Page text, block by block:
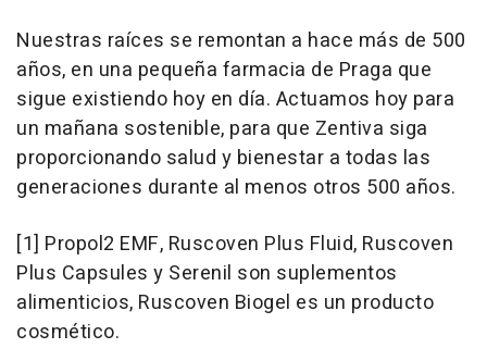
Nuestras raíces se remontan a hace más de 500
años, en una pequeña farmacia de Praga que
sigue existiendo hoy en día. Actuamos hoy para
un mañana sostenible, para que Zentiva siga
proporcionando salud y bienestar a todas las
generaciones durante al menos otros 500 años.
[1] Propol2 EMF, Ruscoven Plus Fluid, Ruscoven
Plus Capsules y Serenil son suplementos
alimenticios, Ruscoven Biogel es un producto
cosmético.